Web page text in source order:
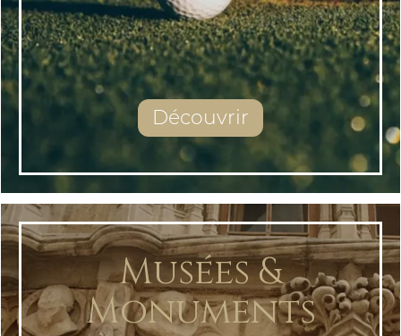
Découvrir
Musées &
Monuments